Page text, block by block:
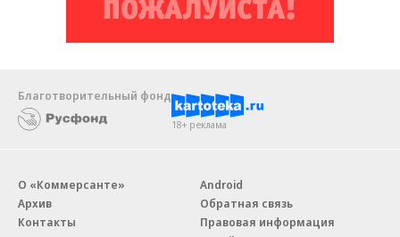
Благотворительный фонд
18+ реклама
О «Коммерсанте»
Архив
Контакты
Android
Обратная связь
Правовая информация